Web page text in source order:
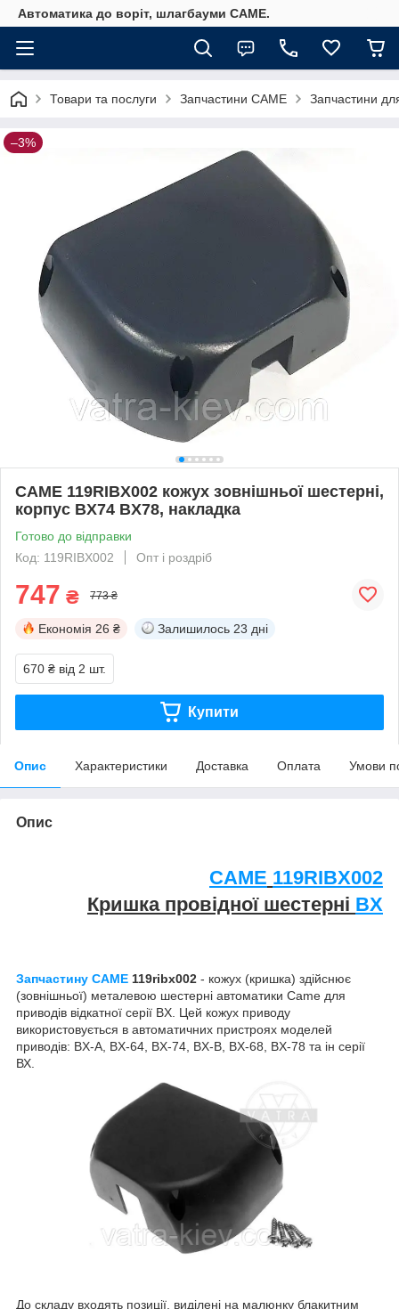
Автоматика до воріт, шлагбауми CAME.
Товари та послуги Запчастини CAME Запчастини
–3%
CAME 119RIBX002 кожух зовнішньої шестерні,
корпус BX74 BX78, накладка
Готово до відправки
Код: 119RIBX002
Опт і роздріб
747 ₴ 773 ₴
Економія 26 ₴ Залишилось 23 дні
670 ₴ від 2 шт.
Купити
Опис Характеристики Доставка Оплата Умови
Опис
CAME 119RIBX002
Кришка провідної шестерні BX
Запчастину CAME 119ribx002 - кожух (кришка) здійснює
(зовнішньої) металевою шестерні автоматики Came для
приводів відкатної серії BX. Цей кожух приводу
використовується в автоматичних пристроях моделей
приводів: BX-A, BX-64, BX-74, BX-B, BX-68, BX-78 та ін серії
ВХ.
До складу входять позиції, виділені на малюнку блакитним